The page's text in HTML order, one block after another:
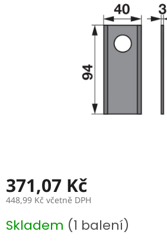
371,07 Kč
448,99 Kč včetně DPH
cena:
Skladem (1 balení)